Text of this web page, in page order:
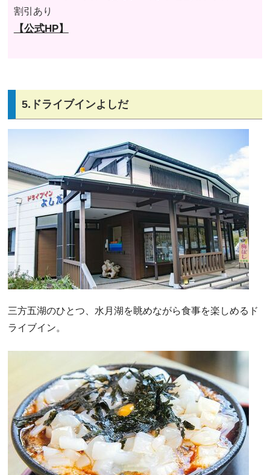
割引あり
【公式HP】
5.ドライブインよしだ
三方五湖のひとつ、水月湖を眺めながら食事を楽しめるド
ライブイン。